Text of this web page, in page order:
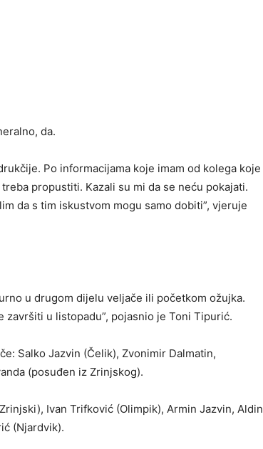
da.
Po informacijama koje imam od kolega koje
propustiti. Kazali su mi da se neću pokajati.
da s tim iskustvom mogu samo dobiti”, vjeruje
u drugom dijelu veljače ili početkom ožujka.
završiti u listopadu”, pojasnio je Toni Tipurić.
Salko Jazvin (Čelik), Zvonimir Dalmatin,
(posuđen iz Zrinjskog).
Ivan Trifković (Olimpik), Armin Jazvin, Aldin
(Njardvik).